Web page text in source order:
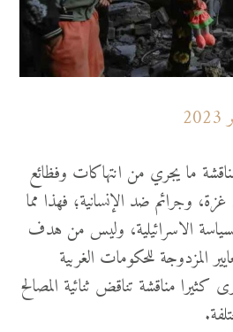
ما يجري من انتهاكات وفظائع
وجرائم ضد الإنسانية؛ فهذا مما
الاسرائيلية، وليس من هدف
المزدوجة للحكومات الغربية
كثيرا مناقشة تناقض ثنائية المصالح